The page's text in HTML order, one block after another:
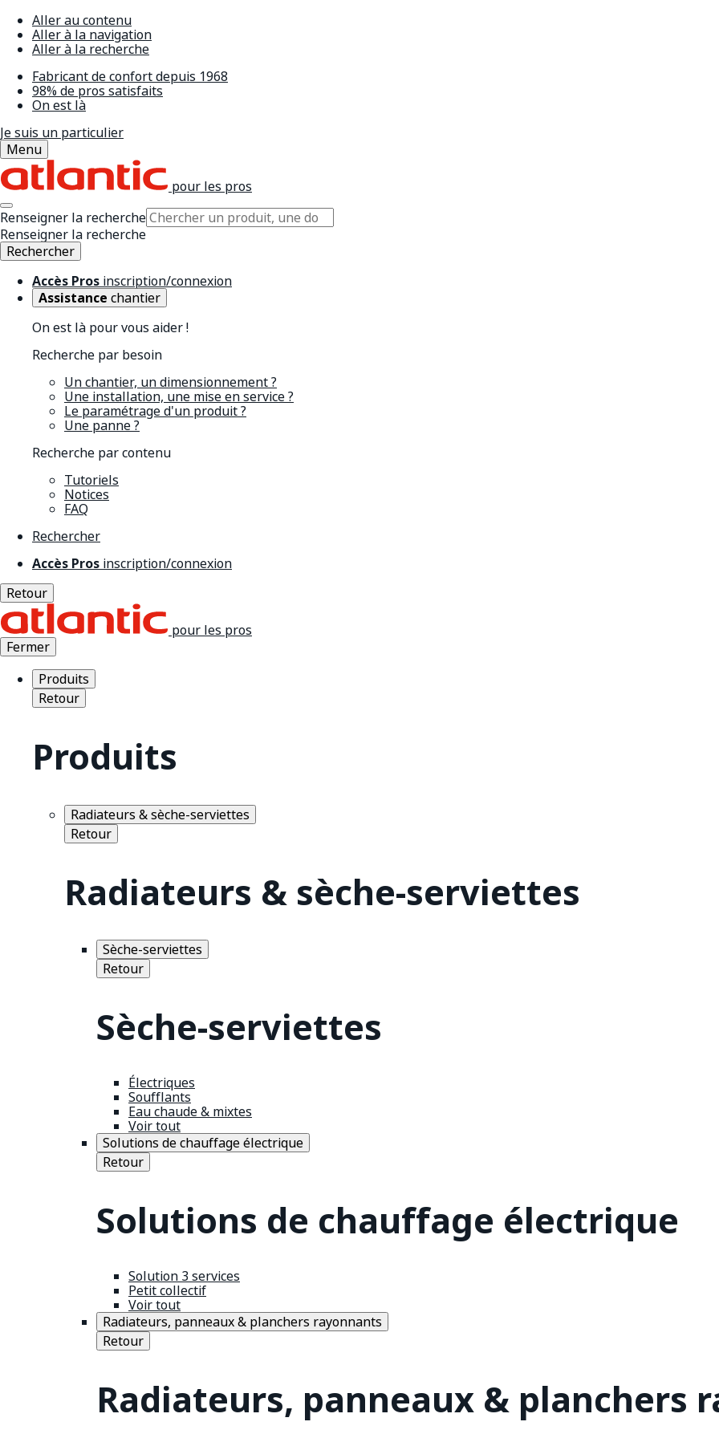
Aller au contenu
Aller à la navigation
Aller à la recherche
Fabricant de confort depuis 1968
98% de pros satisfaits
On est là
Je suis un particulier
Menu
pour les pros
Renseigner la recherche
Renseigner la recherche
Rechercher
Accès Pros inscription/connexion
Assistance chantier
On est là pour vous aider !
Recherche par besoin
Un chantier, un dimensionnement ?
Une installation, une mise en service ?
Le paramétrage d'un produit ?
Une panne ?
Recherche par contenu
Tutoriels
Notices
FAQ
Rechercher
Accès Pros inscription/connexion
Retour
pour les pros
Fermer
Produits
Retour
Produits
Radiateurs & sèche-serviettes
Retour
Radiateurs & sèche-serviettes
Sèche-serviettes
Retour
Sèche-serviettes
Électriques
Soufflants
Eau chaude & mixtes
Voir tout
Solutions de chauffage électrique
Retour
Solutions de chauffage électrique
Solution 3 services
Petit collectif
Voir tout
Radiateurs, panneaux & planchers rayonnants
Retour
Radiateurs, panneaux & planchers